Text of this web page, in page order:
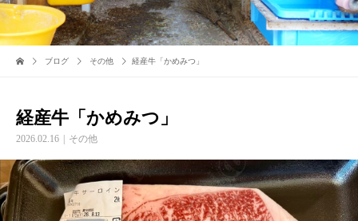
ブログ その他 経産牛「かめみつ」
経産牛「かめみつ」
2026.02.16 その他